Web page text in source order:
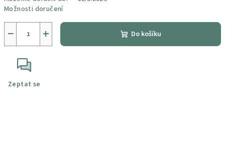
Možnosti doručení
+
− Do košíku
Zeptat se